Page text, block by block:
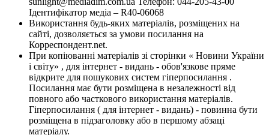
Ідентифікатор медіа – R40-06068
Використання будь-яких матеріалів, розміщених на
сайті, дозволяється за умови посилання на
Корреспондент.net.
При копіюванні матеріалів зі сторінки « Новини України
і світу» , для інтернет - видань - обов'язкове пряме
відкрите для пошукових систем гіперпосилання .
Посилання має бути розміщена в незалежності від
повного або часткового використання матеріалів.
Гіперпосилання ( для інтернет - видань) - повинна бути
розміщена в підзаголовку або в першому абзаці
матеріалу.